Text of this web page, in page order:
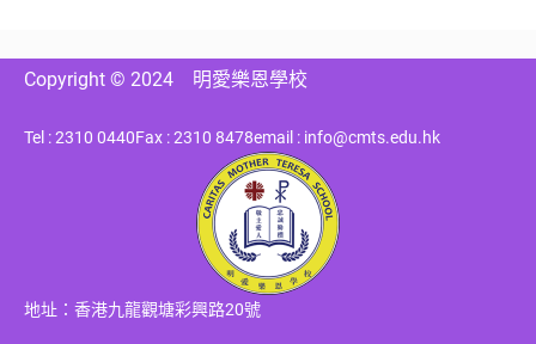
Copyright © 2024 明愛樂恩學校
Tel : 2310 0440Fax : 2310 8478email : info@cmts.edu.hk
地址：香港九龍觀塘彩興路20號